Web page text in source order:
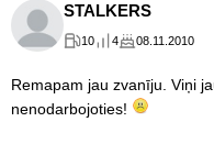
STALKERS
10 4 08.11.2010
Remapam jau zvanīju. Viņi
nenodarbojoties!